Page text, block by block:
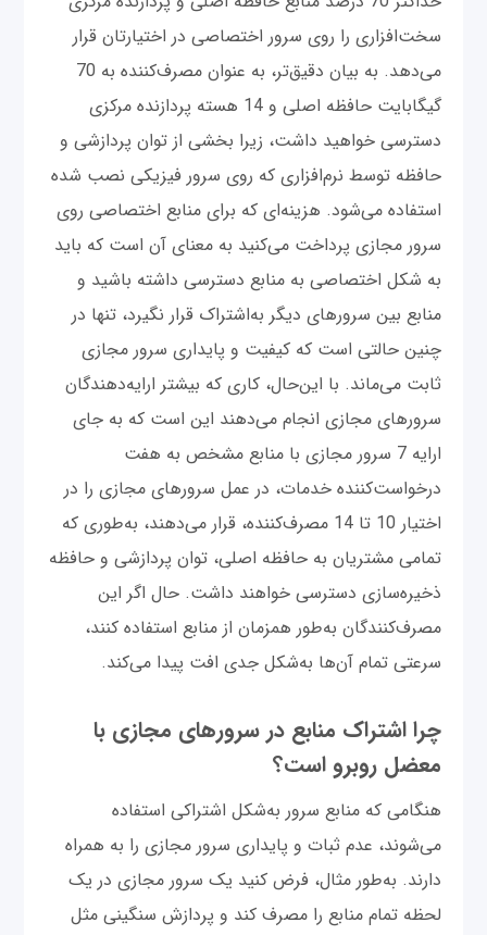
سخت‌افزاری را روی سرور اختصاصی در اختیارتان قرار
می‌دهد. به بیان دقیق‌تر، به عنوان مصرف‌کننده به 70
گیگابایت حافظه اصلی و 14 هسته پردازنده مرکزی
دسترسی خواهید داشت، زیرا بخشی از توان پردازشی و
حافظه توسط نرم‌افزاری که روی سرور فیزیکی نصب شده
استفاده می‌شود. هزینه‌ای که برای منابع اختصاصی روی
سرور مجازی پرداخت می‌کنید به معنای آن است که باید
به شکل اختصاصی به منابع دسترسی داشته باشید و
منابع بین سرورهای دیگر به‌اشتراک قرار نگیرد، تنها در
چنین حالتی است که کیفیت و پایداری سرور مجازی
ثابت می‌ماند. با این‌حال، کاری که بیشتر ارایه‌دهندگان
سرورهای مجازی انجام می‌دهند این است که به جای
ارایه 7 سرور مجازی با منابع مشخص به هفت
درخواست‌کننده خدمات، در عمل سرورهای مجازی را در
اختیار 10 تا 14 مصرف‌کننده، قرار می‌دهند، به‌طوری که
تمامی مشتریان به حافظه اصلی، توان پردازشی و حافظه
ذخیره‌سازی دسترسی خواهند داشت. حال اگر این
مصرف‌کنندگان به‌طور همزمان از منابع استفاده کنند،
سرعتی تمام آن‌ها به‌شکل جدی افت پیدا می‌کند.
چرا اشتراک منابع در سرورهای مجازی با
معضل روبرو است؟
هنگامی که منابع سرور به‌شکل اشتراکی استفاده
می‌شوند، عدم ثبات و پایداری سرور مجازی را به همراه
دارند. به‌طور مثال، فرض کنید یک سرور مجازی در یک
لحظه تمام منابع را مصرف کند و پردازش سنگینی مثل